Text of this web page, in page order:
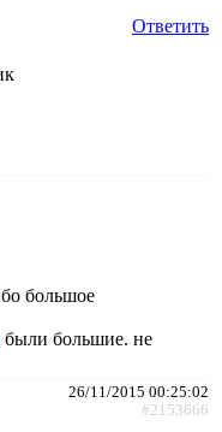
Ответить
большое
были большие. не
26/11/2015 00:25:02
#2153666